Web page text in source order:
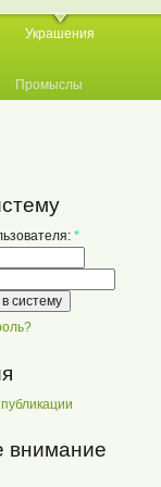
Украшения
Промыслы
*
внимание